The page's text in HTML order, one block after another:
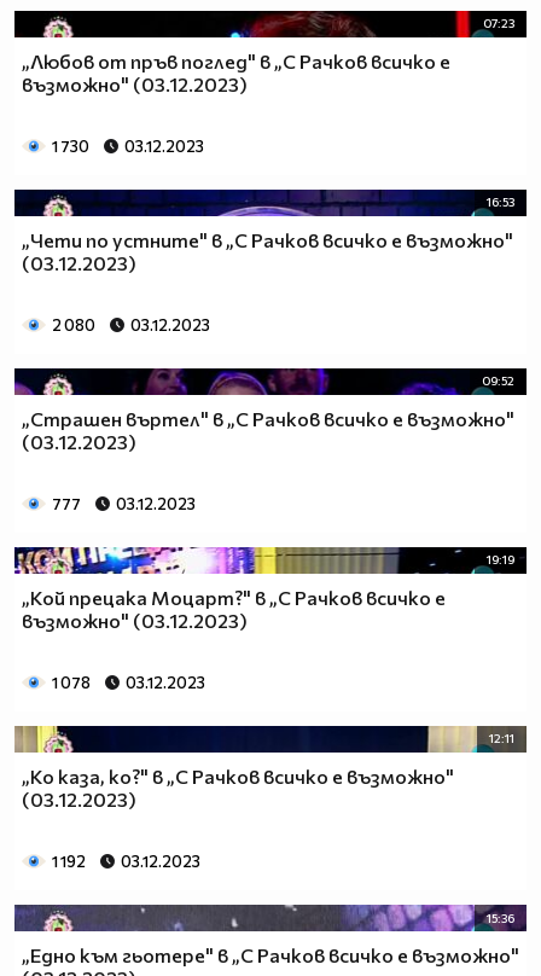
07:23
„Любов от пръв поглед" в „С Рачков всичко е
възможно" (03.12.2023)
1 730 03.12.2023
16:53
„Чети по устните" в „С Рачков всичко е възможно"
(03.12.2023)
2 080 03.12.2023
09:52
„Страшен въртел" в „С Рачков всичко е възможно"
(03.12.2023)
777 03.12.2023
19:19
„Кой прецака Моцарт?" в „С Рачков всичко е
възможно" (03.12.2023)
1 078 03.12.2023
12:11
„Ко каза, ко?" в „С Рачков всичко е възможно"
(03.12.2023)
1 192 03.12.2023
15:36
„Едно към гьотере" в „С Рачков всичко е възможно"